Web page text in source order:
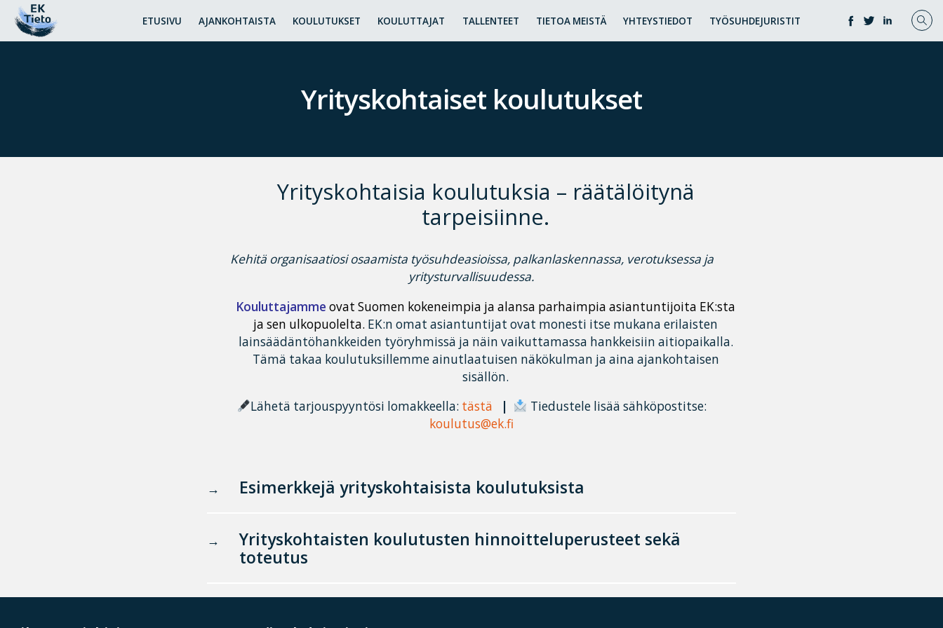
ETUSIVU AJANKOHTAISTA KOULUTUKSET KOULUTTAJAT TALLENTEET TIETOA MEISTÄ YHTEYSTIEDOT TYÖSUHDEJURISTIT
Yrityskohtaiset koulutukset
Yrityskohtaisia koulutuksia – räätälöitynä
tarpeisiinne.
Kehitä organisaatiosi osaamista työsuhdeasioissa, palkanlaskennassa, verotuksessa ja
yritysturvallisuudessa.
Kouluttajamme ovat Suomen kokeneimpia ja alansa parhaimpia asiantuntijoita EK:sta
ja sen ulkopuolelta. EK:n omat asiantuntijat ovat monesti itse mukana erilaisten
lainsäädäntöhankkeiden työryhmissä ja näin vaikuttamassa hankkeisiin aitiopaikalla.
Tämä takaa koulutuksillemme ainutlaatuisen näkökulman ja aina ajankohtaisen
sisällön.
Lähetä tarjouspyyntösi lomakkeella: tästä |
Tiedustele lisää sähköpostitse:
koulutus@ek.fi
Esimerkkejä yrityskohtaisista koulutuksista
Yrityskohtaisten koulutusten hinnoitteluperusteet sekä
toteutus